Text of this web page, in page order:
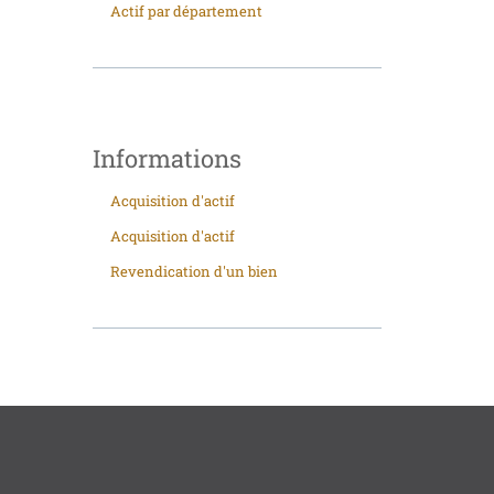
Actif par département
Informations
Acquisition d'actif
Acquisition d'actif
Revendication d'un bien